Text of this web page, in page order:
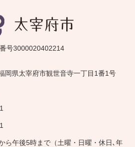
号3000020402214
岡県太宰府市観世音寺一丁目1番1号
ら午後5時まで（土曜・日曜・休日､年